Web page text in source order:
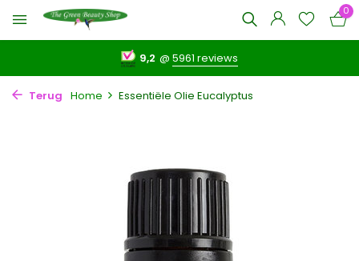
0
9,2 @5961 reviews
Terug Home Essentiële Olie Eucalyptus